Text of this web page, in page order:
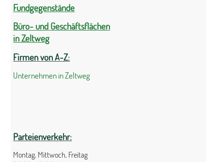
Fundgegenstände
Büro- und Geschäftsflächen
in Zeltweg
Firmen von A-Z:
Unternehmen in Zeltweg
Parteienverkehr:
Montag, Mittwoch, Freitag